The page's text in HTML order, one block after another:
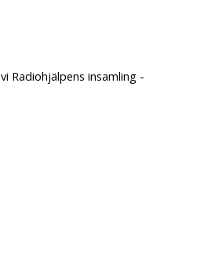
insamling -